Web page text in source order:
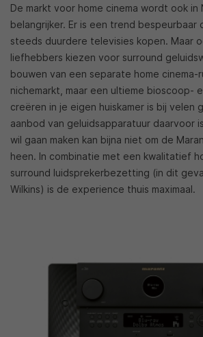
De markt voor home cinema wordt ook in
belangrijker. Er is een trend bespeurbaar
steeds duurdere televisies kopen. Maar
liefhebbers kiezen voor surround
bouwen van een separate home
nichemarkt, maar een ultieme bioscoop-
creëren in je eigen huiskamer is bij velen
aanbod van geluidsapparatuur daarvoor
wil gaan maken kan bijna niet om de
heen. In combinatie met een kwalitatief
surround luidsprekerbezetting (in dit
Wilkins) is de experience thuis maximaal.